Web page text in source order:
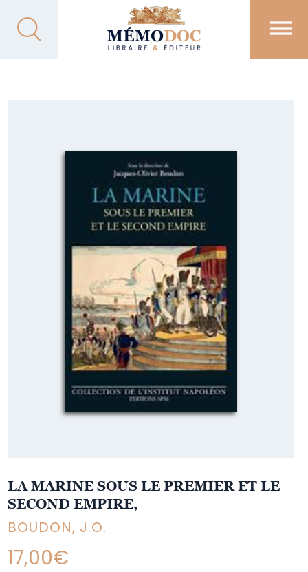
LA MARINE SOUS LE PREMIER ET LE
SECOND EMPIRE,
BOUDON, J.O.
17,00€